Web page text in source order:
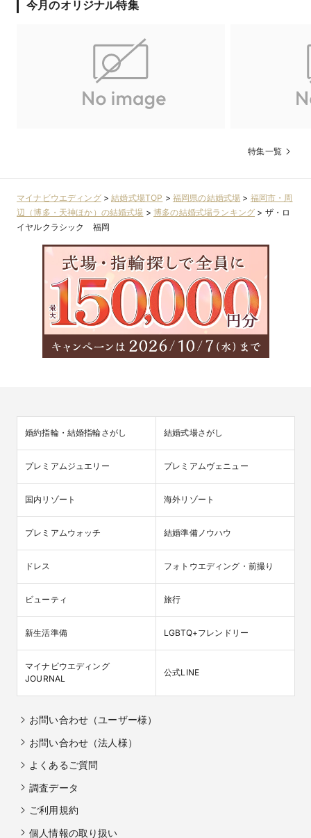
今月のオリジナル特集
特集一覧
マイナビウエディング>結婚式場TOP > 福岡県の結婚式場 > 福岡市・周
辺（博多・天神ほか）の結婚式場 >博多の結婚式場ランキング > ザ・ロ
イヤルクラシック 福岡
婚約指輪・結婚指輪さがし 結婚式場さがし
プレミアムジュエリー プレミアムヴェニュー
国内リゾート 海外リゾート
プレミアムウォッチ 結婚準備ノウハウ
ドレス フォトウエディング・前撮り
ビューティ 旅行
新生活準備 LGBTQ+フレンドリー
マイナビウエディング
JOURNAL
公式LINE
お問い合わせ（ユーザー様）
お問い合わせ（法人様）
よくあるご質問
調査データ
ご利用規約
個人情報の取り扱い